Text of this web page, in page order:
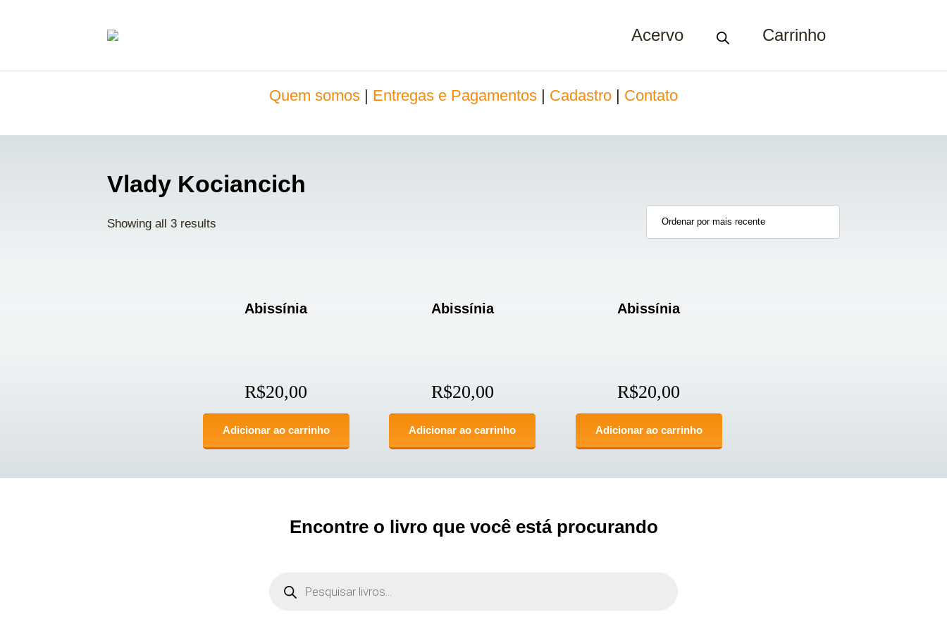
Acervo Carrinho
Quem somos Entregas e Pagamentos Cadastro Contato
Vlady Kociancich
Showing all 3 results
Abissínia
R$20,00
Adicionar ao carrinho
Abissínia
R$20,00
Adicionar ao carrinho
Abissínia
R$20,00
Adicionar ao carrinho
Encontre o livro que você está procurando